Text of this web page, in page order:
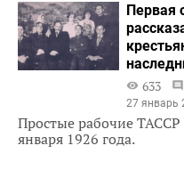
Первая
633
27 январь
Простые рабочие ТАССР
января 1926 года.